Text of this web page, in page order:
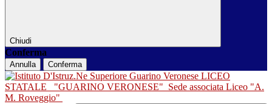
Chiudi
Conferma
Annulla Conferma
LICEO
STATALE
"GUARINO VERONESE" Sede associata Liceo "A.
M. Roveggio"